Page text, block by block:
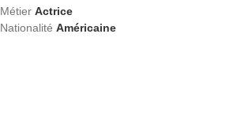
MétierActrice
NationalitéAméricaine